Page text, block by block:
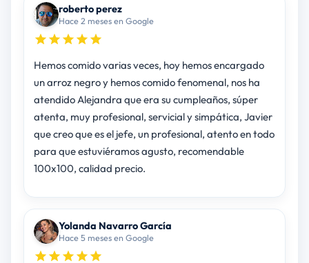
roberto perez
Hace 2 meses en Google
Hemos comido varias veces, hoy hemos encargado
un arroz negro y hemos comido fenomenal, nos ha
atendido Alejandra que era su cumpleaños, súper
atenta, muy profesional, servicial y simpática, Javier
que creo que es el jefe, un profesional, atento en todo
para que estuviéramos agusto, recomendable
100x100, calidad precio.
Yolanda Navarro García
Hace 5 meses en Google